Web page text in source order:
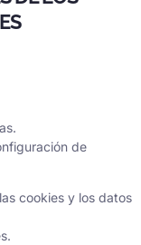
de
cookies y los datos